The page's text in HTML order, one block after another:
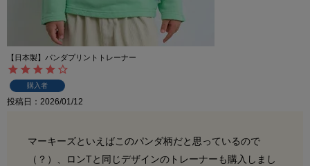
【日本製】パンダプリントトレーナー
購入者
投稿日 2026/01/12
マーキーズといえばこのパンダ柄だと思っているので
（？）、ロンTと同じデザインのトレーナーも購入しまし